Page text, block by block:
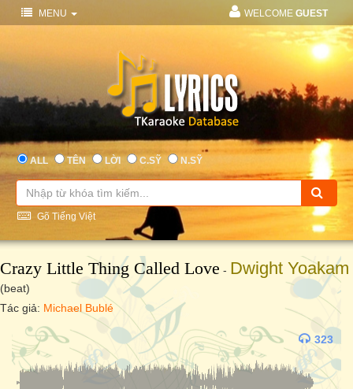
MENU WELCOME GUEST
ALL TÊN LỜI C.SỸ N.SỸ
Gõ Tiếng Việt
Crazy Little Thing Called Love - Dwight Yoakam
(beat)
Tác giả: Michael Bublé
323